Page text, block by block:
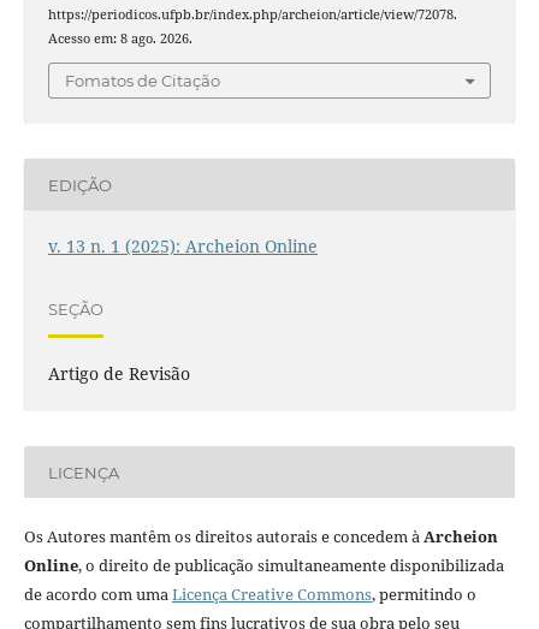
https://periodicos.ufpb.br/index.php/archeion/article/view/72078.
Acesso em: 8 ago. 2026.
Fomatos de Citação
EDIÇÃO
v. 13 n. 1 (2025): Archeion Online
SEÇÃO
Artigo de Revisão
LICENÇA
Os Autores mantêm os direitos autorais e concedem àArcheion
Online, o direito de publicação simultaneamente disponibilizada
de acordo com umaLicença Creative Commons, permitindo o
compartilhamento sem fins lucrativos de sua obra pelo seu